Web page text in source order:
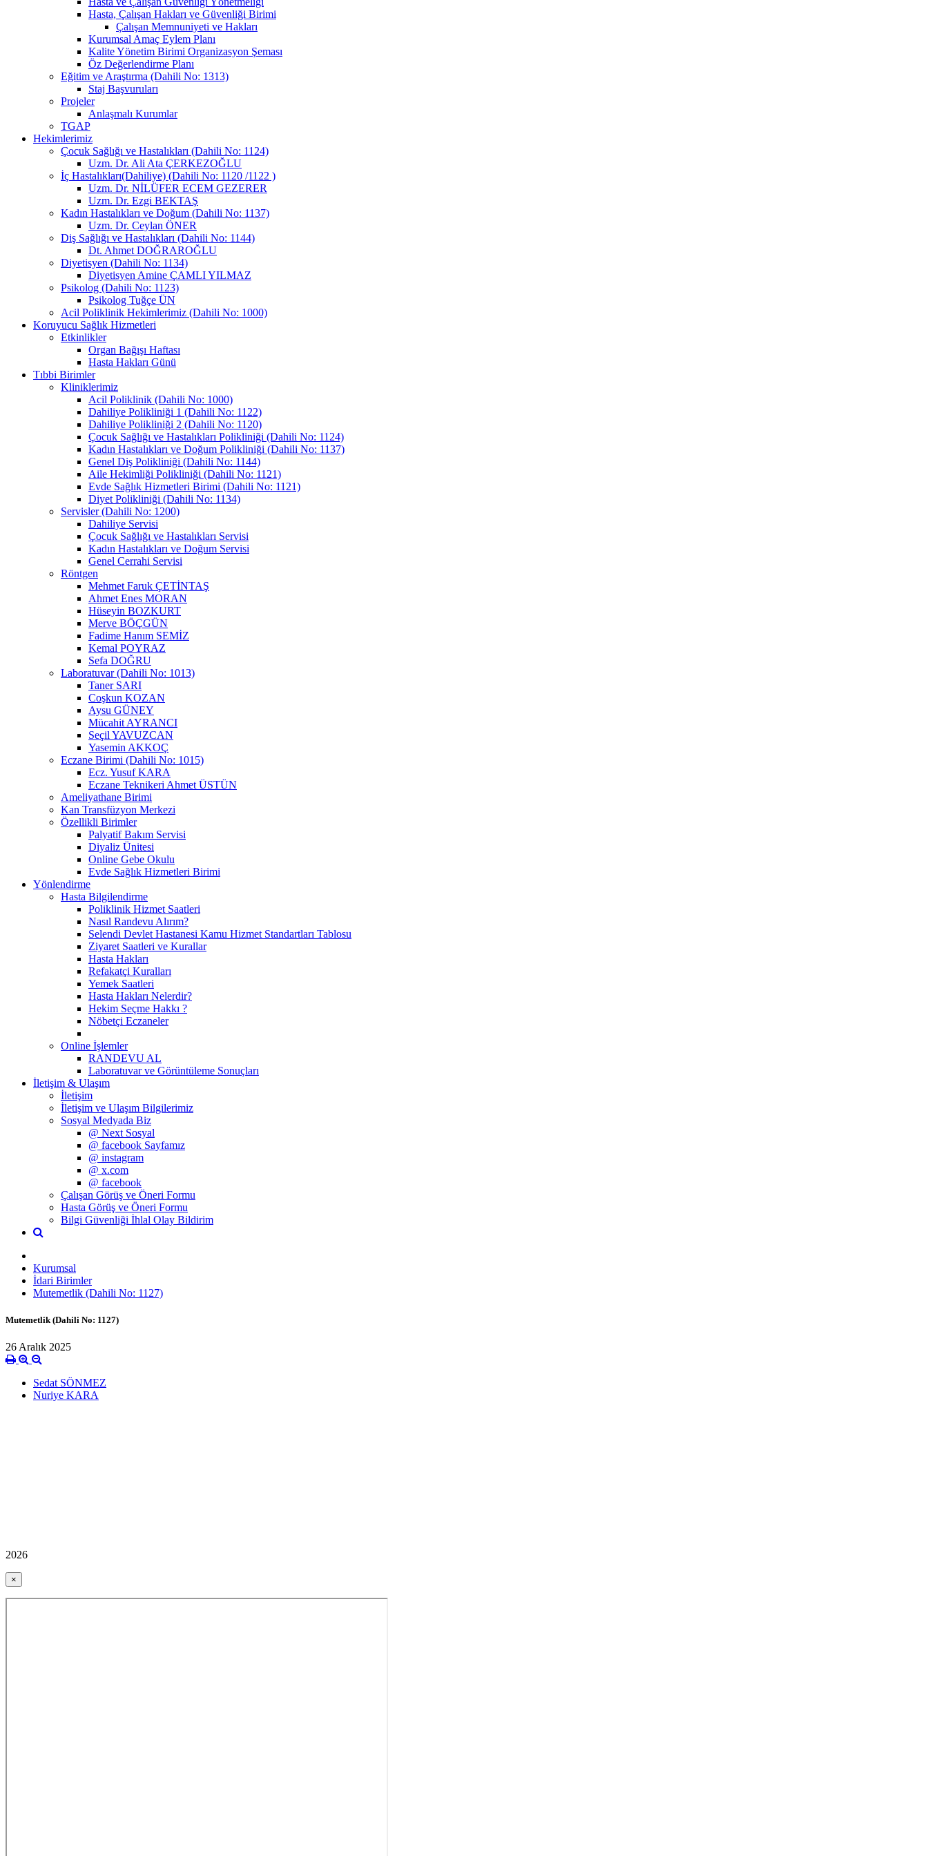
Hasta, Çalışan Hakları ve Güvenliği Birimi
Çalışan Memnuniyeti ve Hakları
Kurumsal Amaç Eylem Planı
Kalite Yönetim Birimi Organizasyon Şeması
Öz Değerlendirme Planı
Eğitim ve Araştırma (Dahili No: 1313)
Staj Başvuruları
Projeler
Anlaşmalı Kurumlar
TGAP
Hekimlerimiz
Çocuk Sağlığı ve Hastalıkları (Dahili No: 1124)
Uzm. Dr. Ali Ata ÇERKEZOĞLU
İç Hastalıkları(Dahiliye) (Dahili No: 1120 /1122 )
Uzm. Dr. NİLÜFER ECEM GEZERER
Uzm. Dr. Ezgi BEKTAŞ
Kadın Hastalıkları ve Doğum (Dahili No: 1137)
Uzm. Dr. Ceylan ÖNER
Diş Sağlığı ve Hastalıkları (Dahili No: 1144)
Dt. Ahmet DOĞRAROĞLU
Diyetisyen (Dahili No: 1134)
Diyetisyen Amine ÇAMLI YILMAZ
Psikolog (Dahili No: 1123)
Psikolog Tuğçe ÜN
Acil Poliklinik Hekimlerimiz (Dahili No: 1000)
Koruyucu Sağlık Hizmetleri
Etkinlikler
Organ Bağışı Haftası
Hasta Hakları Günü
Tıbbi Birimler
Kliniklerimiz
Acil Poliklinik (Dahili No: 1000)
Dahiliye Polikliniği 1 (Dahili No: 1122)
Dahiliye Polikliniği 2 (Dahili No: 1120)
Çocuk Sağlığı ve Hastalıkları Polikliniği (Dahili No: 1124)
Kadın Hastalıkları ve Doğum Polikliniği (Dahili No: 1137)
Genel Diş Polikliniği (Dahili No: 1144)
Aile Hekimliği Polikliniği (Dahili No: 1121)
Evde Sağlık Hizmetleri Birimi (Dahili No: 1121)
Diyet Polikliniği (Dahili No: 1134)
Servisler (Dahili No: 1200)
Dahiliye Servisi
Çocuk Sağlığı ve Hastalıkları Servisi
Kadın Hastalıkları ve Doğum Servisi
Genel Cerrahi Servisi
Röntgen
Mehmet Faruk ÇETİNTAŞ
Ahmet Enes MORAN
Hüseyin BOZKURT
Merve BÖÇGÜN
Fadime Hanım SEMİZ
Kemal POYRAZ
Sefa DOĞRU
Laboratuvar (Dahili No: 1013)
Taner SARI
Coşkun KOZAN
Aysu GÜNEY
Mücahit AYRANCI
Seçil YAVUZCAN
Yasemin AKKOÇ
Eczane Birimi (Dahili No: 1015)
Ecz. Yusuf KARA
Eczane Teknikeri Ahmet ÜSTÜN
Ameliyathane Birimi
Kan Transfüzyon Merkezi
Özellikli Birimler
Palyatif Bakım Servisi
Diyaliz Ünitesi
Online Gebe Okulu
Evde Sağlık Hizmetleri Birimi
Yönlendirme
Hasta Bilgilendirme
Poliklinik Hizmet Saatleri
Nasıl Randevu Alırım?
Selendi Devlet Hastanesi Kamu Hizmet Standartları Tablosu
Ziyaret Saatleri ve Kurallar
Hasta Hakları
Refakatçi Kuralları
Yemek Saatleri
Hasta Hakları Nelerdir?
Hekim Seçme Hakkı ?
Nöbetçi Eczaneler
Online İşlemler
RANDEVU AL
Laboratuvar ve Görüntüleme Sonuçları
İletişim & Ulaşım
İletişim
İletişim ve Ulaşım Bilgilerimiz
Sosyal Medyada Biz
@ Next Sosyal
@ facebook Sayfamız
@ instagram
@ x.com
@ facebook
Çalışan Görüş ve Öneri Formu
Hasta Görüş ve Öneri Formu
Bilgi Güvenliği İhlal Olay Bildirim
Kurumsal
İdari Birimler
Mutemetlik (Dahili No: 1127)
Mutemetlik (Dahili No: 1127)
26 Aralık 2025
Sedat SÖNMEZ
Nuriye KARA
2026
×